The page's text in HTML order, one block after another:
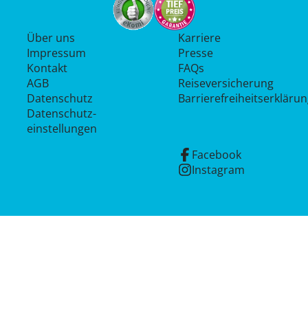
Über uns
Impressum
Kontakt
AGB
Datenschutz
Datenschutz­
einstellungen
Karriere
Presse
FAQs
Reiseversicherung
Facebook
Instagram